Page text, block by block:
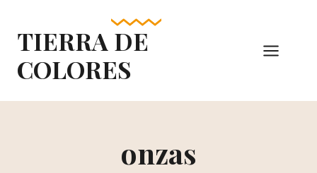
content
TIERRA DE
COLORES
onzas